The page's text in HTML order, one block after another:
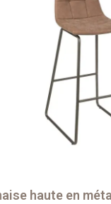
haute en